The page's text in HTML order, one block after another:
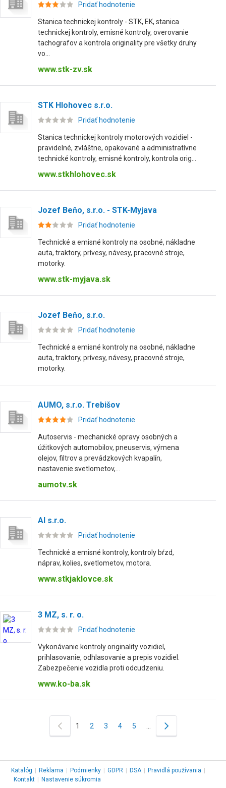
Pridať hodnotenie
Stanica technickej kontroly - STK, EK, stanica
technickej kontroly, emisné kontroly, overovanie
tachografov a kontrola originality pre všetky druhy
vo...
www.stk-zv.sk
STK Hlohovec s.r.o.
Pridať hodnotenie
Stanica technickej kontroly motorových vozidiel -
pravidelné, zvláštne, opakované a administratívne
technické kontroly, emisné kontroly, kontrola orig...
www.stkhlohovec.sk
Jozef Beňo, s.r.o. - STK-Myjava
Pridať hodnotenie
Technické a emisné kontroly na osobné, nákladne
auta, traktory, prívesy, návesy, pracovné stroje,
motorky.
www.stk-myjava.sk
Jozef Beňo, s.r.o.
Pridať hodnotenie
Technické a emisné kontroly na osobné, nákladne
auta, traktory, prívesy, návesy, pracovné stroje,
motorky.
AUMO, s.r.o. Trebišov
Pridať hodnotenie
Autoservis - mechanické opravy osobných a
úžitkových automobilov, pneuservis, výmena
olejov, filtrov a prevádzkových kvapalín,
nastavenie svetlometov,...
aumotv.sk
AI s.r.o.
Pridať hodnotenie
Technické a emisné kontroly, kontroly bŕzd,
náprav, kolies, svetlometov, motora.
www.stkjaklovce.sk
3 MZ, s. r. o.
Pridať hodnotenie
Vykonávanie kontroly originality vozidiel,
prihlasovanie, odhlasovanie a prepis vozidiel.
Zabezpečenie vozidla proti odcudzeniu.
www.ko-ba.sk
1 2 3 4 5
Katalóg Reklama Podmienky GDPR DSA Pravidlá používania
Kontakt
Nastavenie súkromia